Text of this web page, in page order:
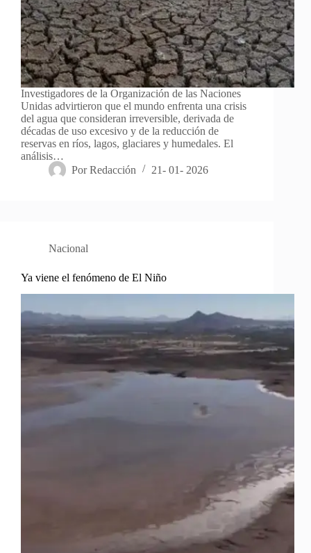
Investigadores de la Organización de las Naciones
Unidas advirtieron que el mundo enfrenta una crisis
del agua que consideran irreversible, derivada de
décadas de uso excesivo y de la reducción de
reservas en ríos, lagos, glaciares y humedales. El
análisis…
Por Redacción 21- 01- 2026
Nacional
Ya viene el fenómeno de El Niño